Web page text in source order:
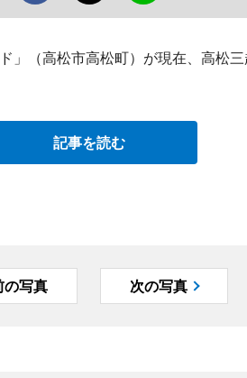
」（高松市高松町）が現在、高松
記事を読む
の写真 次の写真